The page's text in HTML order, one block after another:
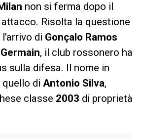
non si ferma dopo il
Risolta la questione
di Gonçalo Ramos
, il club rossonero ha
sulla difesa. Il nome in
di Antonio Silva,
classe 2003 di proprietà